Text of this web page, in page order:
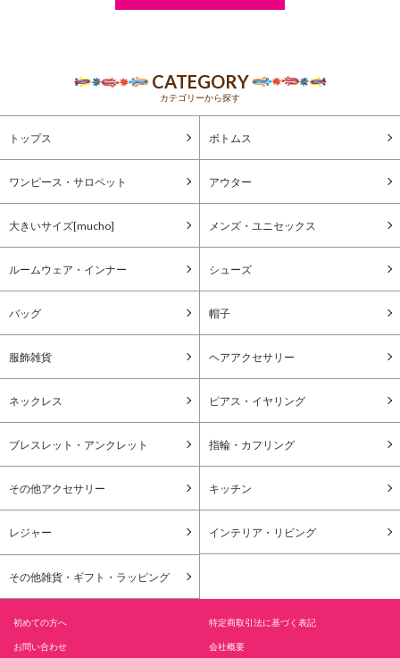
CATEGORY
カテゴリーから探す
トップス ボトムス
ワンピース・サロペット アウター
大きいサイズ[mucho] メンズ・ユニセックス
ルームウェア・インナー シューズ
バッグ 帽子
服飾雑貨 ヘアアクセサリー
ネックレス ピアス・イヤリング
ブレスレット・アンクレット 指輪・カフリング
その他アクセサリー キッチン
レジャー インテリア・リビング
その他雑貨・ギフト・ラッピング
初めての方へ 特定商取引法に基づく表記
お問い合わせ 会社概要